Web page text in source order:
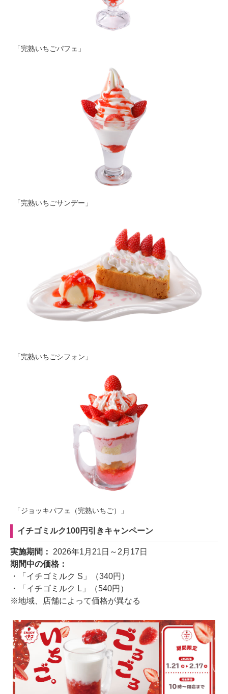
「完熟いちごパフェ」
「完熟いちごサンデー」
「完熟いちごシフォン」
「ジョッキパフェ（完熟いちご）」
イチゴミルク100円引きキャンペーン
実施期間： 2026年1月21日～2月17日
期間中の価格：
・「イチゴミルク S」（340円）
・「イチゴミルク L」（540円）
※地域、店舗によって価格が異なる